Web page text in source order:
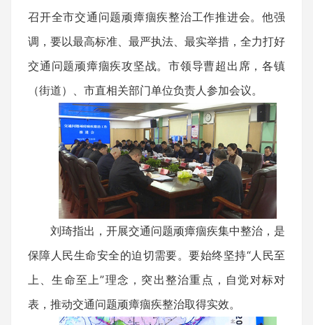
召开全市交通问题顽瘴痼疾整治工作推进会。他强
调，要以最高标准、最严执法、最实举措，全力打好
交通问题顽瘴痼疾攻坚战。市领导曹超出席，各镇
（街道）、市直相关部门单位负责人参加会议。
刘琦指出，开展交通问题顽瘴痼疾集中整治，是
保障人民生命安全的迫切需要。要始终坚持“人民至
上、生命至上”理念，突出整治重点，自觉对标对
表，推动交通问题顽瘴痼疾整治取得实效。